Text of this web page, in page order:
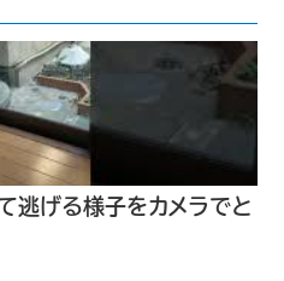
逃げる様子をカメラでと